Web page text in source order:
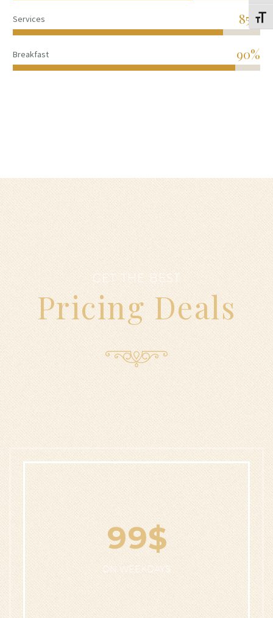
Services 85%
Breakfast 90%
GET THE BEST
Pricing Deals
99$
ON WEEKDAYS